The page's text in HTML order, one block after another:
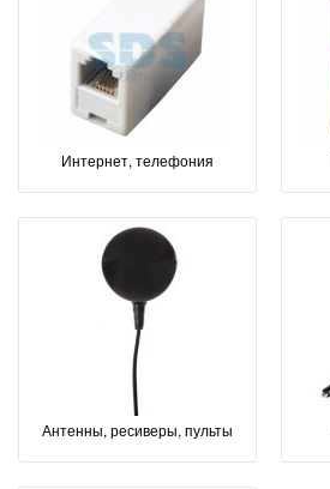
Интернет, телефония
Антенны, ресиверы, пульты